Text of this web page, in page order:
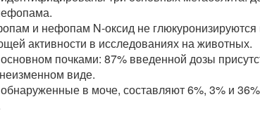
и нефопам N-оксид не
активности в исследованиях на животных.
почками: 87% введенной дозы
виде.
в моче, составляют 6%, 3% и